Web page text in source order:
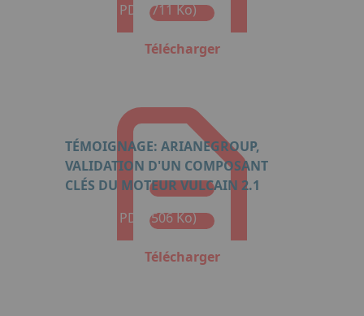
Format : PDF (711 Ko)
Télécharger
TÉMOIGNAGE: ARIANEGROUP,
VALIDATION D'UN COMPOSANT
CLÉS DU MOTEUR VULCAIN 2.1
Format : PDF (506 Ko)
Télécharger